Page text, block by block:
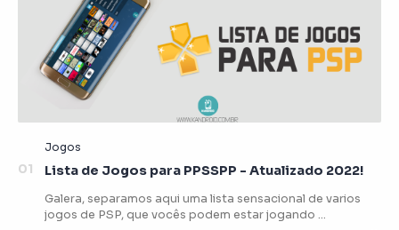
Lista de Jogos para PPSSPP - Atualizado 2022!
Galera, separamos aqui uma lista sensacional de varios
jogos de PSP, que vocês podem estar jogando …